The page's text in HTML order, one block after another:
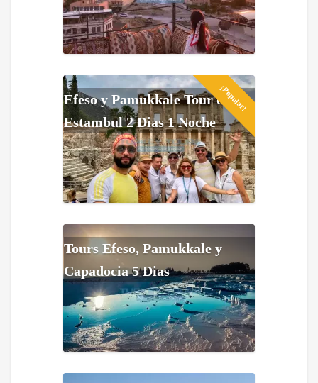
¡Popular!
Efeso y Pamukkale Tour de
Estambul 2 Dias 1 Noche
Tours Efeso, Pamukkale y
Capadocia 5 Dias